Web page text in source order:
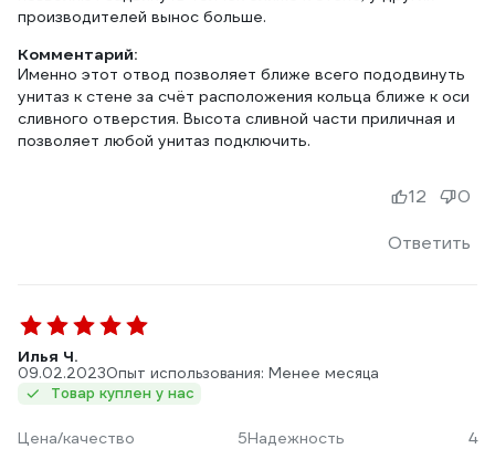
производителей вынос больше.
Комментарий:
Именно этот отвод позволяет ближе всего пододвинуть
унитаз к стене за счёт расположения кольца ближе к оси
сливного отверстия. Высота сливной части приличная и
позволяет любой унитаз подключить.
Ответить
12 0
Илья Ч.
09.02.2023Опыт использования: Менее месяца
Товар куплен у нас
Цена/качество 5Надежность
4